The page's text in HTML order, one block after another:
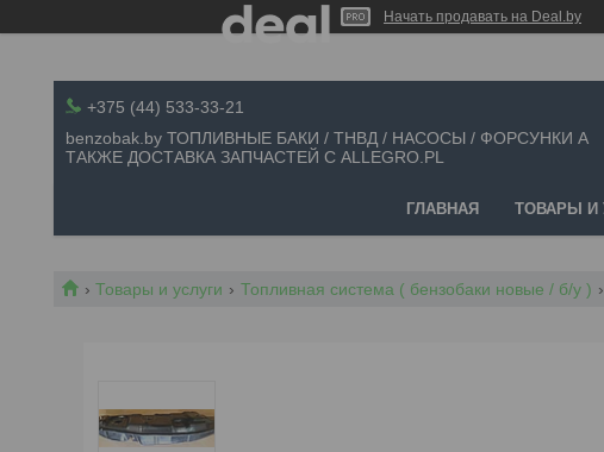
Начать продавать на Deal.by
+375 (44) 533-33-21
benzobak.by ТОПЛИВНЫЕ БАКИ / ТНВД / НАСОСЫ / ФОРСУНКИ А
ТАКЖЕ ДОСТАВКА ЗАПЧАСТЕЙ С ALLEGRO.PL
ГЛАВНАЯ ТОВАРЫ И
Товары и услуги Топливная система ( бензобаки новые / б/у )